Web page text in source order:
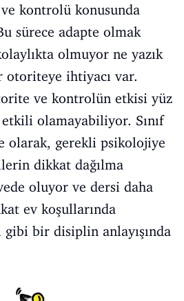
ve kontrolü konusunda
sürece adapte olmak
olmuyor ne yazık
ihtiyacı var.
ve kontrolün etkisi yüz
olamayabiliyor. Sınıf
olarak, gerekli psikolojiye
dikkat dağılma
oluyor ve dersi daha
ev koşullarında
bir disiplin anlayışında